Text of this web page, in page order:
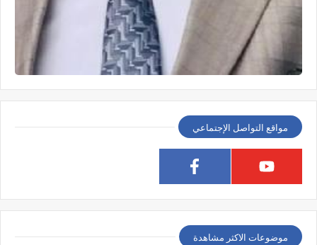
مواقع التواصل الإجتماعي
موضوعات الاكثر مشاهدة